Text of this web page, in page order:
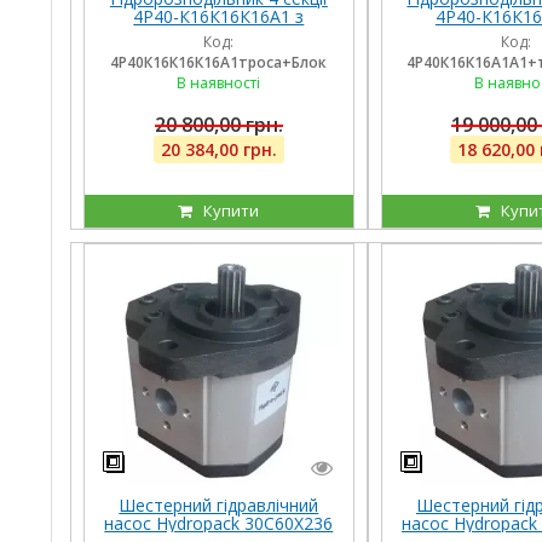
4Р40-К16К16К16А1 з
плаваючими на 3 секції,
троса та блок важелів на 4
ричага
Код:
4Р40К16К16К16А1троса+Блок
В наявності
20 800,00 грн.
20 384,00 грн.
Купити
4Р40-
плаваючими на
троса та блок
ричага
Код:
В
19
18 620,00
Шестерний гідравлічний
насос Hydropack 30C60X236
Шестерний
насос Hydropack